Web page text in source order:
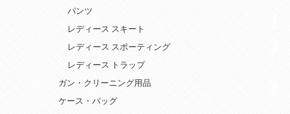
パンツ
レディース スキート
レディース スポーティング
レディース トラップ
ガン・クリーニング用品
ケース・バッグ